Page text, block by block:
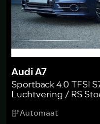
Audi A7
Sportback 4.0 TFSI
Luchtvering / RS
Automaat